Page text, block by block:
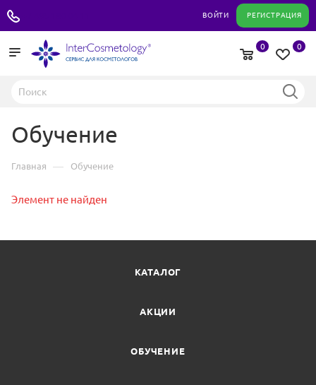
ВОЙТИ РЕГИСТРАЦИЯ
0
0
Обучение
Главная — Обучение
Элемент не найден
КАТАЛОГ
АКЦИИ
ОБУЧЕНИЕ